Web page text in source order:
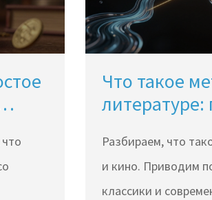
Что такое
литературе:
Разбираем, что
и кино. Приводим
классики и